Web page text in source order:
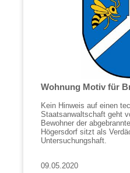
Wohnung Motiv für
Kein Hinweis auf einen
Staatsanwaltschaft geht
Bewohner der
Högersdorf sitzt als
Untersuchungshaft.
09.05.2020